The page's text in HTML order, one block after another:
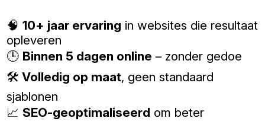
🧠10+ jaar ervaring in websites die resultaat
opleveren
🕒 Binnen 5 dagen online – zonder gedoe
🛠️Volledig op maat, geen standaard
sjablonen
📈 SEO-geoptimaliseerd om beter